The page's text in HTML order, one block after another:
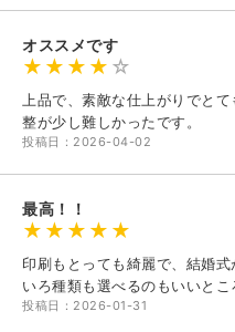
オススメです
上品で、素敵な仕上がりでと
整が少し難しかったです。
投稿日：2026-04-02
最高！！
印刷もとっても綺麗で、結婚
いろ種類も選べるのもいいとこ
投稿日：2026-01-31